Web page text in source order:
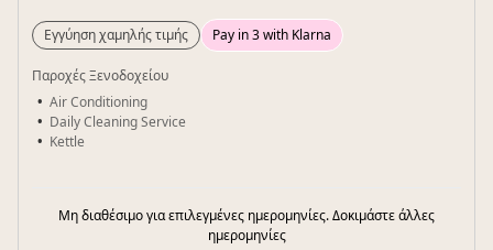
Εγγύηση χαμηλής τιμής Pay in 3 with Klarna
Παροχές Ξενοδοχείου
Air Conditioning
Daily Cleaning Service
Kettle
Μη διαθέσιμο για επιλεγμένες ημερομηνίες. Δοκιμάστε άλλες
ημερομηνίες